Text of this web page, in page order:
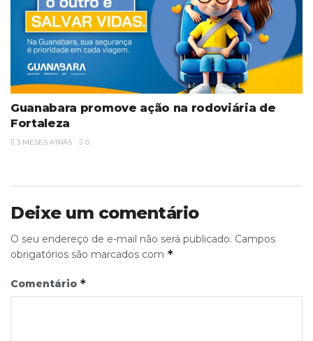
Guanabara promove ação na rodoviária de
Fortaleza
3 MESES ATRÁS 0
Deixe um comentário
O seu endereço de e-mail não será publicado. Campos
obrigatórios são marcados com *
Comentário *